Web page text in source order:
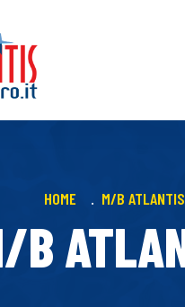
HOME M/B ATLANTIS
B